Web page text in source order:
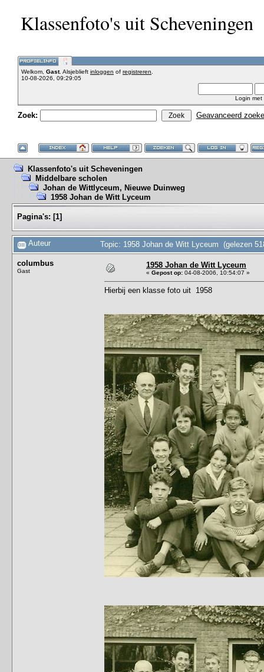
Klassenfoto's uit Scheveningen
Welkom, Gast. Alsjeblieft inloggen of registreren
10-08-2026, 09:29:05
Login met
Zoek: Geavanceerd
Klassenfoto's uit Scheveningen
Middelbare scholen
Johan de Wittlyceum, Nieuwe Duinweg
1958 Johan de Witt Lyceum
Pagina's: [1]
Auteur Topic: 1958 Johan de Witt Lyceum (gelezen
columbus
Gast
1958 Johan de Witt Lyceum
« Gepost op: 04-08-2006, 10:54:07 »
Hierbij een klasse foto uit 1958